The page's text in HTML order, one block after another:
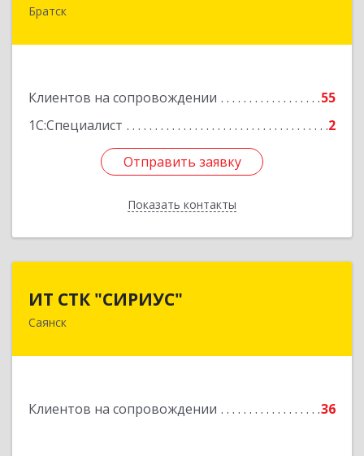
Братск
Клиентов на сопровождении
55
1С:Специалист
2
Отправить заявку
Показать контакты
Отправить заявку
Назад
ИТ СТК "СИРИУС"
Саянск
Клиентов на сопровождении 36
666303, Иркутская обл, Саянск г, Юбилейный